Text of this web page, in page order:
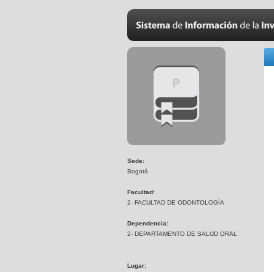
Sede:
Bogotá
Facultad:
2- FACULTAD DE ODONTOLOGÍA
Dependencia:
2- DEPARTAMENTO DE SALUD ORAL
Lugar: